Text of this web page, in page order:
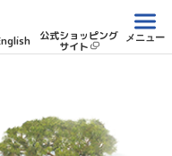
公式ショッピング
サイト
メニュー